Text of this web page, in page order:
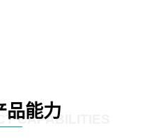
品能力
CAPABILITIES